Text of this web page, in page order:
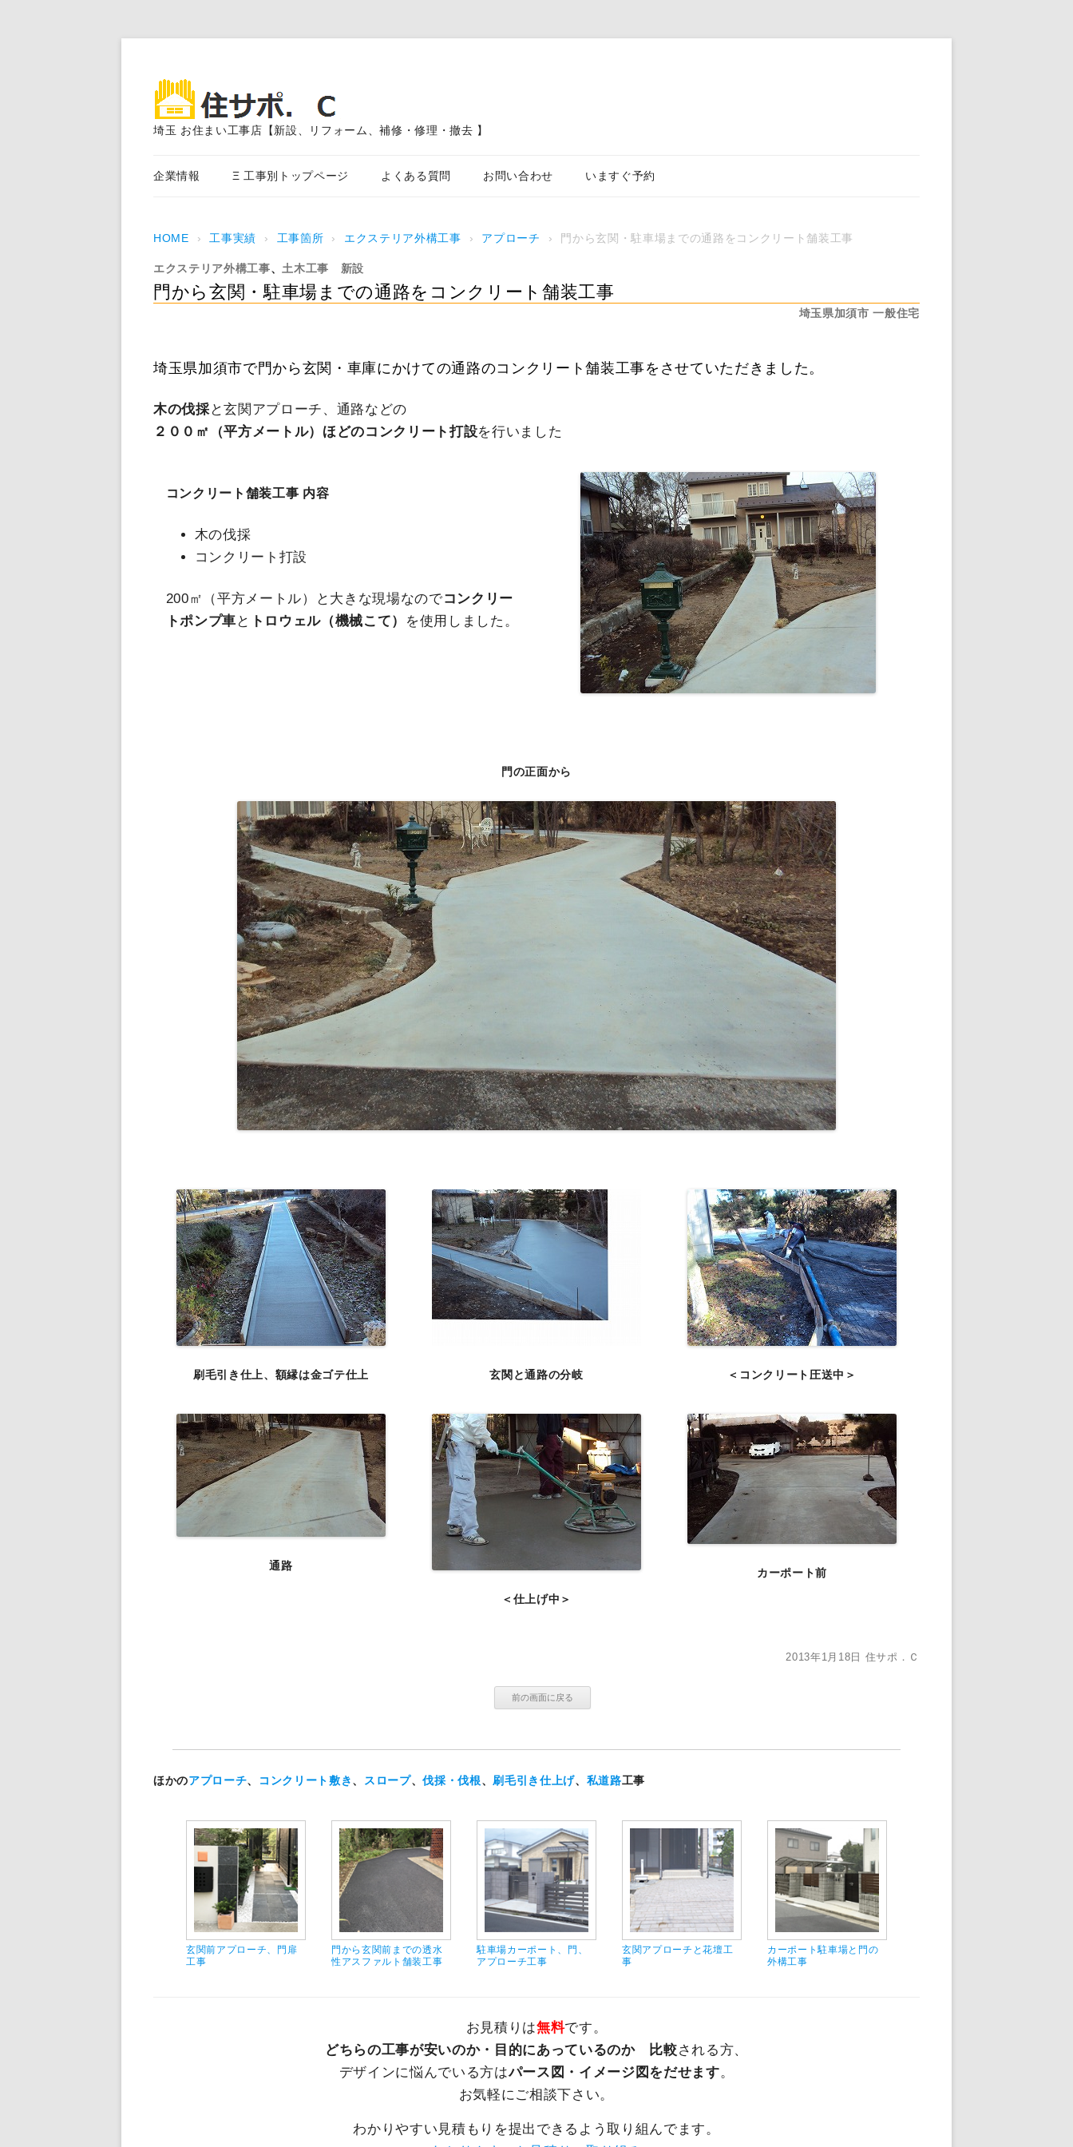
埼玉 お住まい工事店【新設、リフォーム、補修・修理・撤去 】
企業情報
Ξ 工事別トップページ
カーポート駐車場工事
アスファルト舗装
事
給排水設備工事
よくある質問 お問い合わせ いますぐ予約
HOME › 工事実績 › 工事箇所 › エクステリア外構工事 › アプローチ › 門から玄関・駐車場までの通路をコンクリート舗装工事
エクステリア外構工事、 土木工事 新設
門から玄関・駐車場までの通路をコンクリート舗装工事
埼玉県加須市 一般住宅
埼玉県加須市で門から玄関・車庫にかけての通路のコンクリート舗装工事をさせていただきました。
木の伐採と玄関アプローチ、通路などの
２００㎡（平方メートル）ほどのコンクリート打設を行いました
コンクリート舗装工事 内容
木の伐採
コンクリート打設
200㎡（平方メートル）と大きな現場なのでコンクリー
トポンプ車 と トロウェル（機械こて） を使用しました。
門の正面から
刷毛引き仕上、額縁は金ゴテ仕上 玄関と通路の分岐 ＜コンクリート圧送中＞
通路
＜仕上げ中＞
カーポート前
2013年1月18日 住サポ．Ｃ
ほかのアプローチ、 コンクリート敷き、 スロープ、伐採・伐根、 刷毛引き仕上げ、 私道路工事
玄関前アプローチ、門扉
工事
門から玄関前までの透水
性アスファルト舗装工事
駐車場カーポート、門、
アプローチ工事
玄関アプローチと花壇工
事
カーポート駐車場と門の
外構工事
お見積りは無料です。
どちらの工事が安いのか・目的にあっているのか 比較される方、
デザインに悩んでいる方はパース図・イメージ図をだせます。
お気軽にご相談下さい。
わかりやすい見積もりを提出できるよう取り組んでます。